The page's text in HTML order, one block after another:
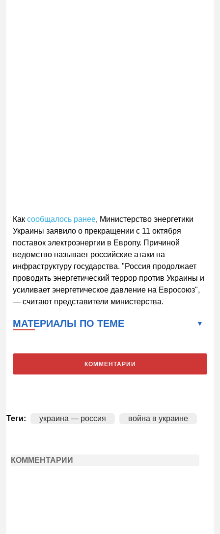
Каксообщалось ранее, Министерство энергетики
Украины заявило о прекращении с 11 октября
поставок электроэнергии в Европу. Причиной
ведомство называет российские атаки на
инфраструктуру государства. "Россия продолжает
проводить энергетический террор против Украины и
усиливает энергетическое давление на Евросоюз",
— считают представители министерства.
МАТЕРИАЛЫ ПО ТЕМЕ
КОММЕНТАРИИ
Теги: украина — россия война в украине
КОММЕНТАРИИ